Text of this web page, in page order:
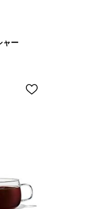
ャー